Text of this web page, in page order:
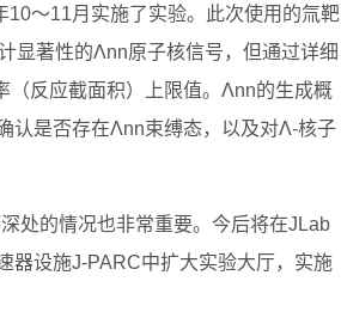
～11月实施了实验。此次使用的氚靶
显著性的Λnn原子核信号，但通过详细
（反应截面积）上限值。Λnn的生成概
认是否存在Λnn束缚态，以及对Λ-核子
处的情况也非常重要。今后将在JLab
器设施J-PARC中扩大实验大厅，实施